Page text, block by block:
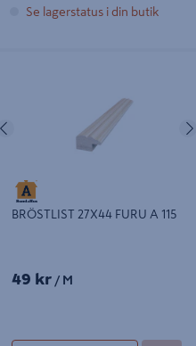
Se lagerstatus i din butik
Nästa
BRÖSTLIST 27X44 FURU A 115
49 kr / M